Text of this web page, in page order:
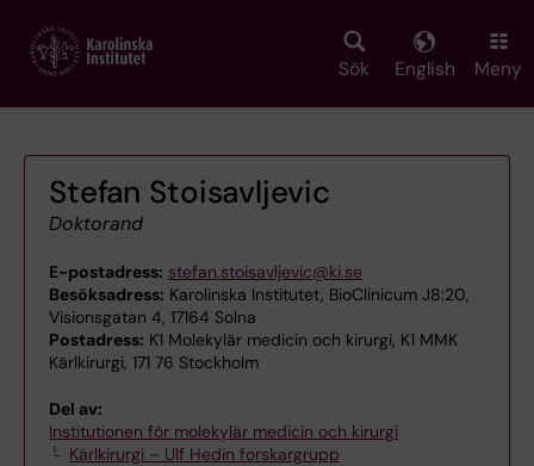
main
Sök English Meny
Stefan Stoisavljevic
Doktorand
E-postadress: stefan.stoisavljevic@ki.se
Besöksadress: Karolinska Institutet, BioClinicum J8:20,
Visionsgatan 4, 17164 Solna
Postadress: K1 Molekylär medicin och kirurgi, K1 MMK
Kärlkirurgi, 171 76 Stockholm
Del av:
Institutionen för molekylär medicin och kirurgi
Kärlkirurgi – Ulf Hedin forskargrupp